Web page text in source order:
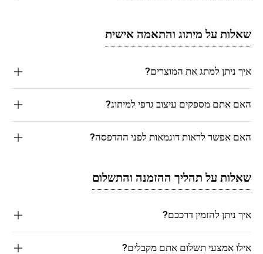
שאלות על מיתוג והתאמה אישית
איך ניתן למתג את המוצרים?
האם אתם מספקים עיצוב גרפי למיתוג?
האם אפשר לראות דוגמאות לפני ההדפסה?
שאלות על תהליך ההזמנה והתשלום
איך ניתן להזמין דרככם?
אילו אמצעי תשלום אתם מקבלים?